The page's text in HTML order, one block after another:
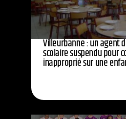
Villeurbanne : un agent
scolaire suspendu pour
inapproprié sur une